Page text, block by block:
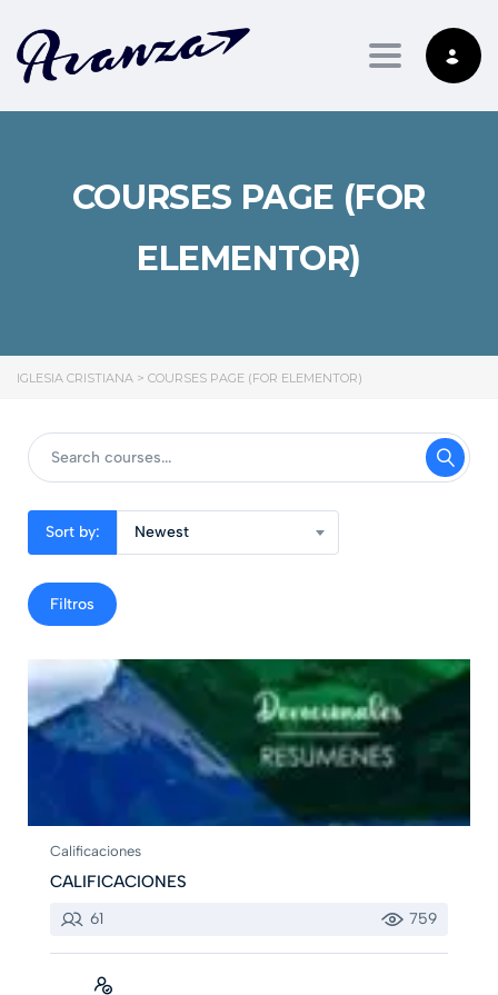
Toggle
COURSES PAGE (FOR
ELEMENTOR)
IGLESIA CRISTIANA > COURSES PAGE (FOR ELEMENTOR)
Sort by: Newest
Filtros
Calificaciones
CALIFICACIONES
61 759